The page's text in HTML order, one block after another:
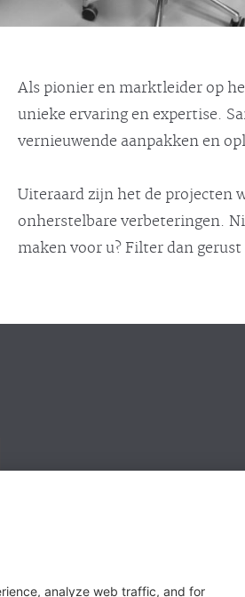
Als pionier en marktleider op
unieke ervaring en expertise.
vernieuwende aanpakken en
Uiteraard zijn het de projecten
onherstelbare verbeteringen.
maken voor u? Filter dan